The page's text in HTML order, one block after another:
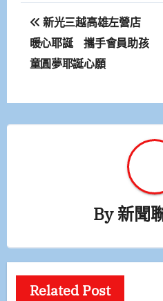
文
章
導
覽
新光三越高雄左營店
暖心耶誕 攜手會員助孩
童圓夢耶誕心願
By新聞
Related Post